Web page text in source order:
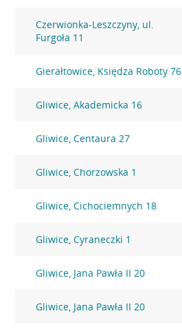
Czerwionka-Leszczyny, ul.
Furgoła 11
Gierałtowice, Księdza Roboty 76
Gliwice, Akademicka 16
Gliwice, Centaura 27
Gliwice, Chorzowska 1
Gliwice, Cichociemnych 18
Gliwice, Cyraneczki 1
Gliwice, Jana Pawła II 20
Gliwice, Jana Pawła II 20